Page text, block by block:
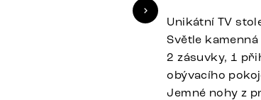
Unikátní TV
Světle
2 zásuvky, 1
obývacího
Jemné nohy z